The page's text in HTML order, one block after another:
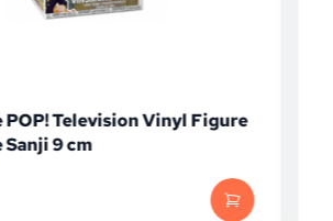
POP! Television Vinyl Figure
9 cm